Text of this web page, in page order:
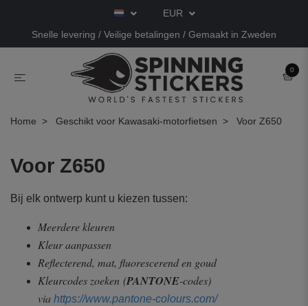
EUR
Snelle levering / Veilige betalingen / Gemaakt in Zweden
0
Home Geschikt voor Kawasaki-motorfietsen Voor Z650
Voor Z650
Bij elk ontwerp kunt u kiezen tussen:
Meerdere kleuren
Kleur aanpassen
Reflecterend, mat, fluorescerend en goud
Kleurcodes zoeken (PANTONE-codes)
via https://www.pantone-colours.com/